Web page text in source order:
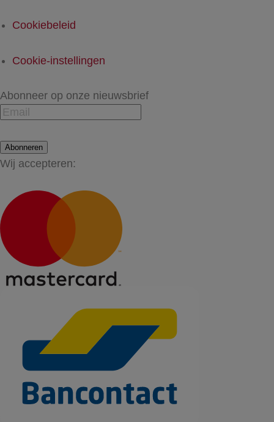
Cookiebeleid
Cookie-instellingen
Abonneer op onze nieuwsbrief
Abonneren
Wij accepteren: